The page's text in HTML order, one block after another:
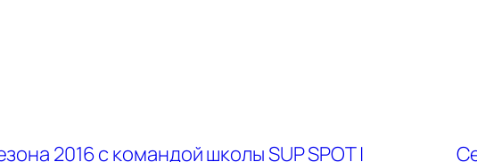
2016 с командой школы SUP SPOT |